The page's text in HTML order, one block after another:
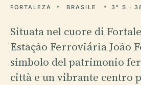
FORTALEZA BRASILE 3° S ·
Situata nel cuore di
Estação Ferroviária João
simbolo del patrimonio
città e un vibrante centro